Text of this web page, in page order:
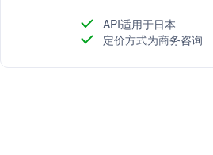
API适用于日本
定价方式为商务咨询